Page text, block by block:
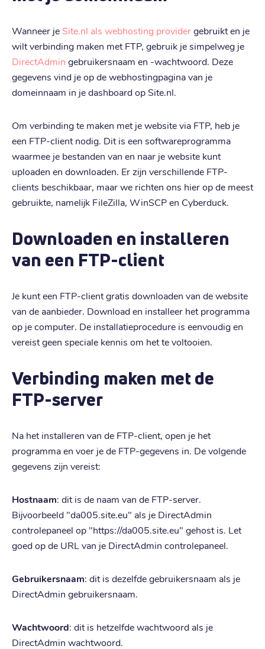
Wanneer je Site.nl als webhosting providergebruikt en je
wilt verbinding maken met FTP, gebruik je simpelweg je
DirectAdmin gebruikersnaam en -wachtwoord. Deze
gegevens vind je op de webhostingpagina van je
domeinnaam in je dashboard op Site.nl.
Om verbinding te maken met je website via FTP, heb je
een FTP-client nodig. Dit is een softwareprogramma
waarmee je bestanden van en naar je website kunt
uploaden en downloaden. Er zijn verschillende FTP-
clients beschikbaar, maar we richten ons hier op de meest
gebruikte, namelijk FileZilla, WinSCP en Cyberduck.
Downloaden en installeren
van een FTP-client
Je kunt een FTP-client gratis downloaden van de website
van de aanbieder. Download en installeer het programma
op je computer. De installatieprocedure is eenvoudig en
vereist geen speciale kennis om het te voltooien.
Verbinding maken met de
FTP-server
Na het installeren van de FTP-client, open je het
programma en voer je de FTP-gegevens in. De volgende
gegevens zijn vereist:
Hostnaam: dit is de naam van de FTP-server.
Bijvoorbeeld "da005.site.eu" als je DirectAdmin
controlepaneel op "https://da005.site.eu" gehost is. Let
goed op de URL van je DirectAdmin controlepaneel.
Gebruikersnaam: dit is dezelfde gebruikersnaam als je
DirectAdmin gebruikersnaam.
Wachtwoord: dit is hetzelfde wachtwoord als je
DirectAdmin wachtwoord.